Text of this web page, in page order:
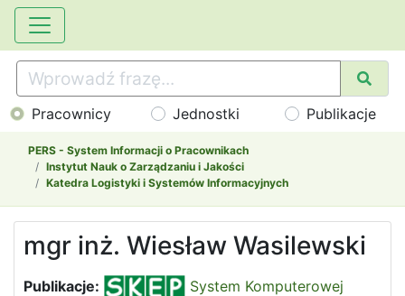
Pracownicy Jednostki Publikacje
PERS - System Informacji o Pracownikach
Instytut Nauk o Zarządzaniu i Jakości
Katedra Logistyki i Systemów Informacyjnych
mgr inż. Wiesław Wasilewski
Publikacje:
System Komputerowej